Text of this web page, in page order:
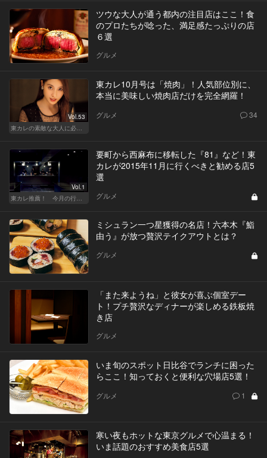
ツウな大人が通う都内の注目店はここ！食
のプロたちが唸った、満足感たっぷりの店
６選
グルメ
Vol.53
東カレ10月号は「焼肉」！人気部位別に、
本当に美味しい焼肉店だけを完全網羅！
グルメ 34
Vol.1
要町から西麻布に移転した『81』など！東
カレが2015年11月に行くべきと勧める店5
選
グルメ
ミシュラン一つ星獲得の名店！六本木『鮨
由う』が放つ贅沢テイクアウトとは？
グルメ
「また来ようね」と彼女が喜ぶ個室デー
ト！プチ贅沢なディナーが楽しめる鉄板焼
き店
グルメ
いま旬のスポット日比谷でランチに困った
らここ！知っておくと便利な穴場店5選！
グルメ 1
寒い夜もホットな東京グルメで心温まる！
いま話題のおすすめ美食店5選